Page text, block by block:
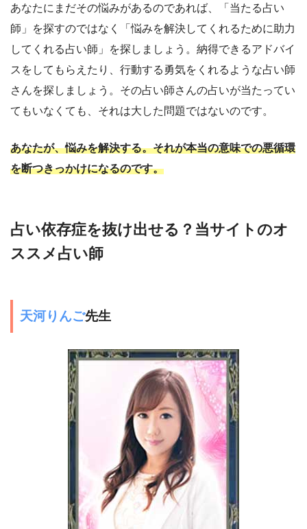
あなたにまだその悩みがあるのであれば、「当たる占い
師」を探すのではなく「悩みを解決してくれるために助力
してくれる占い師」を探しましょう。納得できるアドバイ
スをしてもらえたり、行動する勇気をくれるような占い師
さんを探しましょう。その占い師さんの占いが当たってい
てもいなくても、それは大した問題ではないのです。
あなたが、悩みを解決する。それが本当の意味での悪循環
を断つきっかけになるのです。
占い依存症を抜け出せる？当サイトのオ
ススメ占い師
天河りんご先生